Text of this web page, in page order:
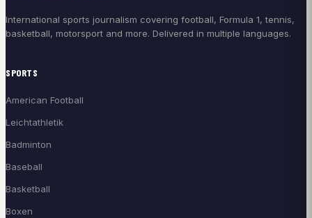
International sports journalism covering football, Formula 1, tennis,
basketball, motorsport and more. Delivered in multiple languages.
SPORTS
American Football
Leichtathletik
Badminton
Baseball
Basketball
Boxen